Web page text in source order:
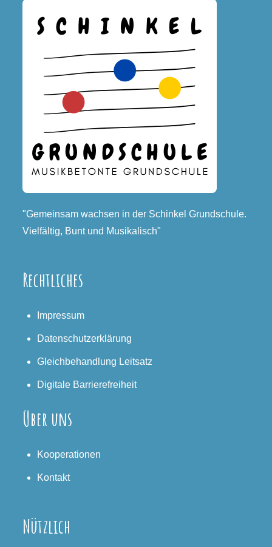
"Gemeinsam wachsen in der Schinkel Grundschule.
Vielfältig, Bunt und Musikalisch"
Rechtliches
Impressum
Datenschutzerklärung
Gleichbehandlung Leitsatz
Digitale Barrierefreiheit
Über uns
Kooperationen
Kontakt
Nützlich